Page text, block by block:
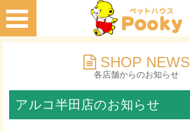
SHOP NEWS
各店舗からのお知らせ
アルコ半田店のお知らせ